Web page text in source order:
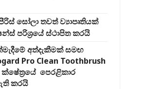
සෝලා තවත් ව්‍යාපෘතියක්
පරිශ්‍රයේ ස්ථාපිත කරයි
අත්දැකීමක් සමඟ
Pro Clean Toothbrush
පෙරළිකාර
කරයි